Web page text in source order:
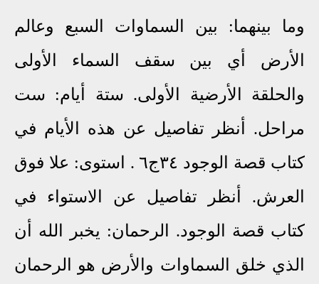
وما بينهما: بين السماوات السبع وعالم
الأرض أي بين سقف السماء الأولى
والحلقة الأرضية الأولى. ستة أيام: ست
مراحل. أنظر تفاصيل عن هذه الأيام في
كتاب قصة الوجود ٣٤ج٦
. استوى: علا فوق
العرش. أنظر تفاصيل عن الاستواء في
كتاب قصة الوجود. الرحمان: يخبر الله أن
الذي خلق السماوات والأرض هو الرحمان